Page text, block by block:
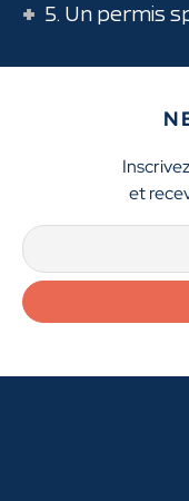
5. Un permis
et